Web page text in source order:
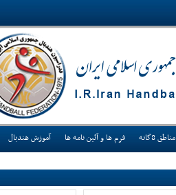
مناطق 8گانه فرم ها و آئین نامه ها آموزش هندبال